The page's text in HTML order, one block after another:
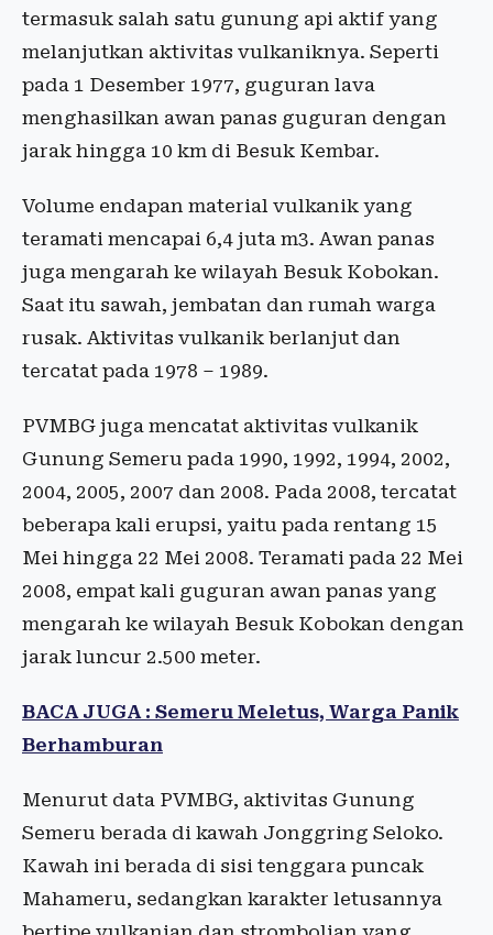
termasuk salah satu gunung api aktif yang
melanjutkan aktivitas vulkaniknya. Seperti
pada 1 Desember 1977, guguran lava
menghasilkan awan panas guguran dengan
jarak hingga 10 km di Besuk Kembar.
Volume endapan material vulkanik yang
teramati mencapai 6,4 juta m3. Awan panas
juga mengarah ke wilayah Besuk Kobokan.
Saat itu sawah, jembatan dan rumah warga
rusak. Aktivitas vulkanik berlanjut dan
tercatat pada 1978 – 1989.
PVMBG juga mencatat aktivitas vulkanik
Gunung Semeru pada 1990, 1992, 1994, 2002,
2004, 2005, 2007 dan 2008. Pada 2008, tercatat
beberapa kali erupsi, yaitu pada rentang 15
Mei hingga 22 Mei 2008. Teramati pada 22 Mei
2008, empat kali guguran awan panas yang
mengarah ke wilayah Besuk Kobokan dengan
jarak luncur 2.500 meter.
BACA JUGA : Semeru Meletus, Warga Panik
Berhamburan
Menurut data PVMBG, aktivitas Gunung
Semeru berada di kawah Jonggring Seloko.
Kawah ini berada di sisi tenggara puncak
Mahameru, sedangkan karakter letusannya